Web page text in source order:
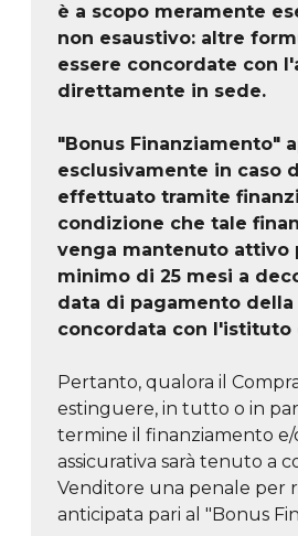
è a scopo meramente
non esaustivo: altre
essere concordate con
direttamente in sede.
"Bonus Finanziamento"
esclusivamente in caso
effettuato tramite
condizione che tale
venga mantenuto attivo
minimo di 25 mesi a
data di pagamento della
concordata con l'istituto
Pertanto, qualora il
estinguere, in tutto o in
termine il finanziamento e/
assicurativa sarà tenuto a
Venditore una penale per
anticipata pari al "Bonus